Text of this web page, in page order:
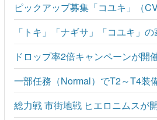
ピックアップ募集「コユキ」（
「トキ」「ナギサ」「コユキ」
ドロップ率2倍キャンペーンが開
一部任務（Normal）でT2～T4装
総力戦 市街地戦 ヒエロニムスが